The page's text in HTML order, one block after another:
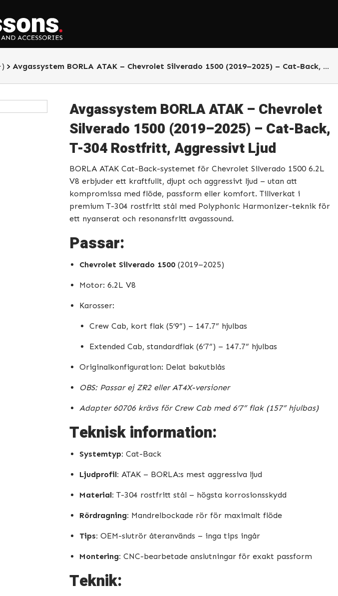
Avgassystem BORLA ATAK – Chevrolet Silverado 1500 (2019–2025) – Cat-Back, T-304 Rostfritt, Aggressivt Ljud
Avgassystem BORLA ATAK – Chevrolet
Silverado 1500 (2019–2025) – Cat-Back,
T-304 Rostfritt, Aggressivt Ljud
BORLA ATAK Cat-Back-systemet för Chevrolet Silverado 1500 6.2L
V8 erbjuder ett kraftfullt, djupt och aggressivt ljud – utan att
kompromissa med flöde, passform eller komfort. Tillverkat i
premium T-304 rostfritt stål med Polyphonic Harmonizer-teknik för
ett nyanserat och resonansfritt avgassound.
Passar:
Chevrolet Silverado 1500(2019–2025)
Motor: 6.2L V8
Karosser:
Crew Cab, kort flak (5’9”) – 147.7” hjulbas
Extended Cab, standardflak (6’7”) – 147.7” hjulbas
Originalkonfiguration: Delat bakutblås
OBS: Passar ej ZR2 eller AT4X-versioner
Adapter 60706 krävs för Crew Cab med 6’7” flak (157” hjulbas)
Teknisk information:
Systemtyp: Cat-Back
Ljudprofil: ATAK – BORLA:s mest aggressiva ljud
Material: T-304 rostfritt stål – högsta korrosionsskydd
Rördragning: Mandrelbockade rör för maximalt flöde
Tips: OEM-slutrör återanvänds – inga tips ingår
Montering: CNC-bearbetade anslutningar för exakt passform
Teknik: